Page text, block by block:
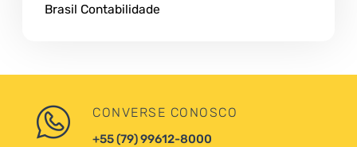
Brasil Contabilidade
CONVERSE CONOSCO
+55 (79) 99612-8000